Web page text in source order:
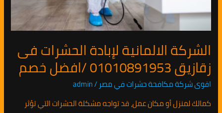
الشركة الالمانية لإبادة الحشرات فى
زقازيق 01010891953 /افضل خصم
اقوى شركة مكافحة حشرات في مصر/
admin
كمالك لمنزل أو مكان عمل، قد تواجه مشكلة الحشرات التي تؤثر
افضل
خصم